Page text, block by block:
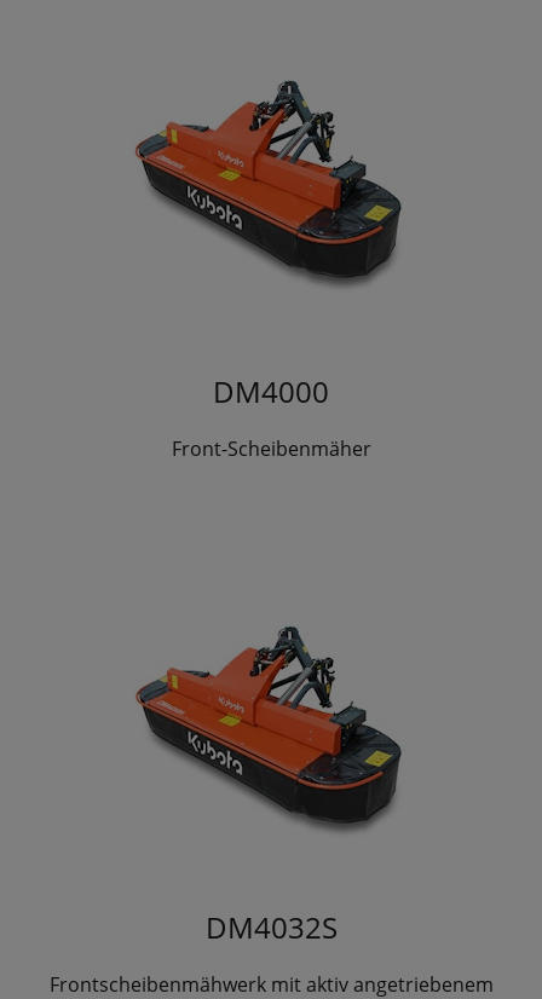
DM4000
Front-Scheibenmäher
DM4032S
Frontscheibenmähwerk mit aktiv angetriebenem